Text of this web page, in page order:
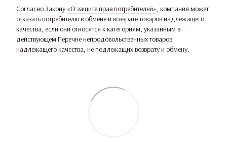
Согласно Закону «О защите прав потребителей», компания может
отказать потребителю в обмене и возврате товаров надлежащего
качества, если они относятся к категориям, указанным в
действующем Перечне непродовольственных товаров
надлежащего качества, не подлежащих возврату и обмену.